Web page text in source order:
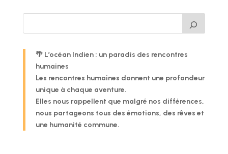
🌴 L’océan Indien : un paradis des rencontres
humaines
Les rencontres humaines donnent une profondeur
unique à chaque aventure.
Elles nous rappellent que malgré nos différences,
nous partageons tous des émotions, des rêves et
une humanité commune.